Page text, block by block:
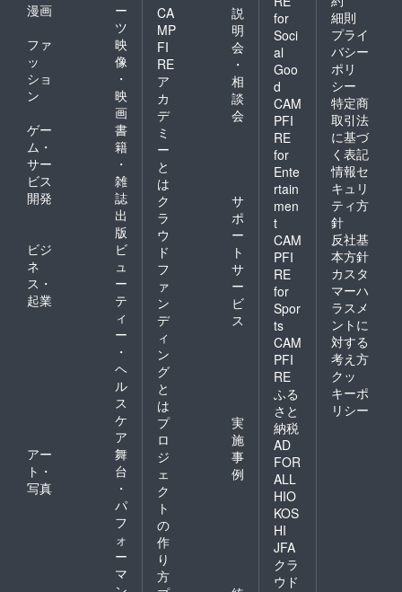
漫画
ー
ツ
ファ
ッ
ショ
ン
映
像
・
映
画
ゲー
ム・
サー
ビス
開発
書
籍
・
雑
誌
出
版
ビジ
ネ
ス・
起業
ビ
ュ
ー
テ
ィ
ー
・
ヘ
ル
ス
ケ
ア
アー
ト・
写真
舞
台
・
パ
フ
ォ
ー
マ
CA
MP
FI
RE
ア
カ
デ
ミ
ー
と
は
説
明
会
・
相
談
会
ク
ラ
ウ
ド
フ
ァ
ン
デ
ィ
ン
グ
と
は
サ
ポ
ー
ト
サ
ー
ビ
ス
プ
ロ
ジ
ェ
ク
ト
の
作
り
方
実
施
事
例
for
Soci
al
Goo
d
CAM
PFI
RE
for
Ente
rtain
men
t
CAM
PFI
RE
for
Spor
ts
CAM
PFI
RE
ふる
さと
納税
AD
FOR
ALL
HIO
KOS
HI
JFA
クラ
ウド
細則
プライ
バシー
ポリ
シー
特定商
取引法
に基づ
く表記
情報セ
キュリ
ティ方
針
反社基
本方針
カスタ
マーハ
ラスメ
ントに
対する
考え方
クッ
キーポ
リシー